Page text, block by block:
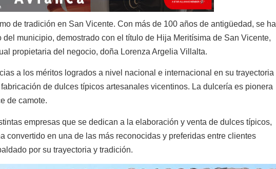
de tradición en San Vicente. Con más de 100 años de antigüedad, se ha
municipio, demostrado con el título de Hija Meritísima de San Vicente,
propietaria del negocio, doña Lorenza Argelia Villalta.
a los méritos logrados a nivel nacional e internacional en su trayectoria
de dulces típicos artesanales vicentinos. La dulcería es pionera
de camote.
empresas que se dedican a la elaboración y venta de dulces típicos,
convertido en una de las más reconocidas y preferidas entre clientes
por su trayectoria y tradición.